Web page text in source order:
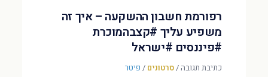
רפורמת חשבון ההשקעה – איך זה
משפיע עליך #קצבהמוכרת
#פיננסים #ישראל
כתיבת תגובה/סרטונים / פיטר